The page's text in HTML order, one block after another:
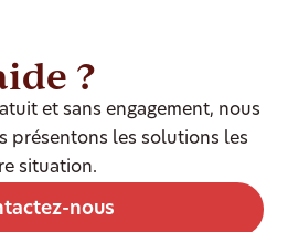
?
et sans engagement, nous
présentons les solutions les
situation.
nous